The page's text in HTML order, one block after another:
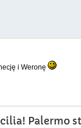
i Weronę
Palermo